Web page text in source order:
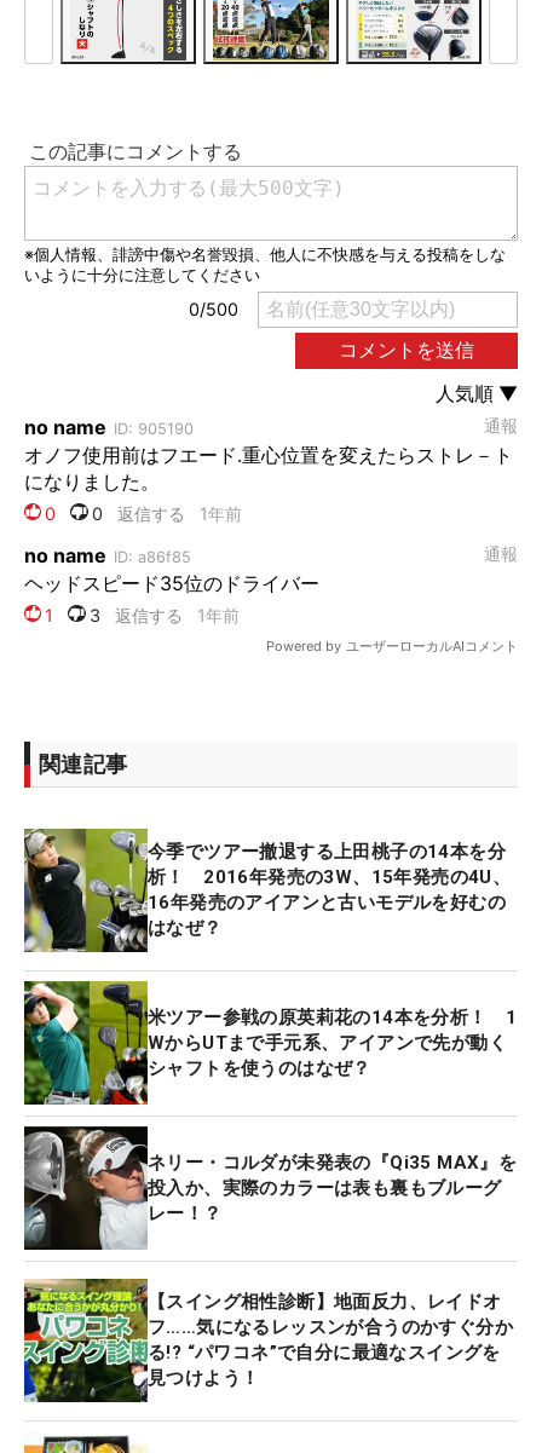
関連記事
今季でツアー撤退する上田桃子の14本を分
析！ 2016年発売の3W、15年発売の4U、
16年発売のアイアンと古いモデルを好むの
はなぜ？
米ツアー参戦の原英莉花の14本を分析！ 1
WからUTまで手元系、アイアンで先が動く
シャフトを使うのはなぜ？
ネリー・コルダが未発表の『Qi35 MAX』を
投入か、実際のカラーは表も裏もブルーグ
レー！？
【スイング相性診断】地面反力、レイドオ
フ……気になるレッスンが合うのかすぐ分か
る!? “パワコネ”で自分に最適なスイングを
見つけよう！